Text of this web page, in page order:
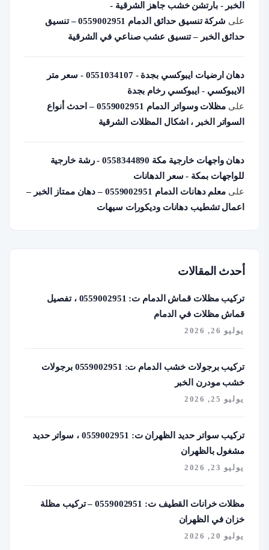
الخبر - بارتشن خشب جاهز الشرقية -
على
شركة تنسيق حدائق الدمام 0559002951 – تنسيق
حدائق الخبر – تنسيق عشب صناعي في الشرقية
دهان ارضيات ايبوكسي بجدة - 0551034107 - سعر متر
الايبوكسي - ايبوكسي رخام بجدة
على
مظلات وسواتر الدمام 0559002951 – احدث أنواع
السواتر الخبر ، اشكال المظلات الشرقية
دهان واجهات خارجية مكة 0558344890 - رشة خارجية
للواجهات بمكة - سعر الدهانات
على
معلم دهانات الدمام 0559002951 – دهان ممتاز الخبر –
اعمال تشطيب دهانات وديكورات سيهات
أحدث المقالات
تركيب مظلات قماش الدمام ت: 0559002951 ، تفصيل
قماش مظلات في الدمام
يوليو 26, 2026
تركيب برجولات خشب الدمام ت: 0559002951 برجولات
خشب مودرن الخبر
يوليو 25, 2026
تركيب سواتر حديد الظهران ت: 0559002951 ، سواتر حديد
مشغول بالظهران
يوليو 23, 2026
مظلات خرانات القطيف ت: 0559002951 – تركيب مظلة
خزان في الظهران
يوليو 20, 2026